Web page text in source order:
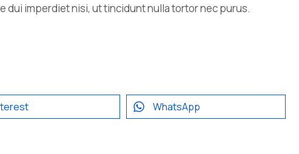
dui imperdiet nisi, ut tincidunt nulla tortor nec purus.
WhatsApp